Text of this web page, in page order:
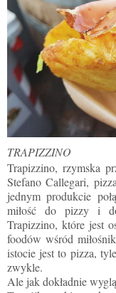
TRAPIZZINO
Trapizzino, rzymska
Stefano Callegari,
jednym produkcie
miłość do pizzy i
Trapizzino, które jest
foodów wśród
istocie jest to pizza,
zwykle.
Ale jak dokładnie